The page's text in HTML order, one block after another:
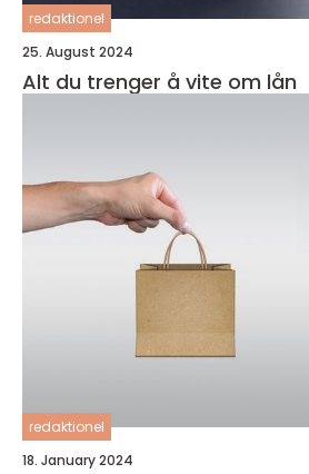
redaktionel
25. August 2024
Alt du trenger å vite om lån
redaktionel
18. January 2024